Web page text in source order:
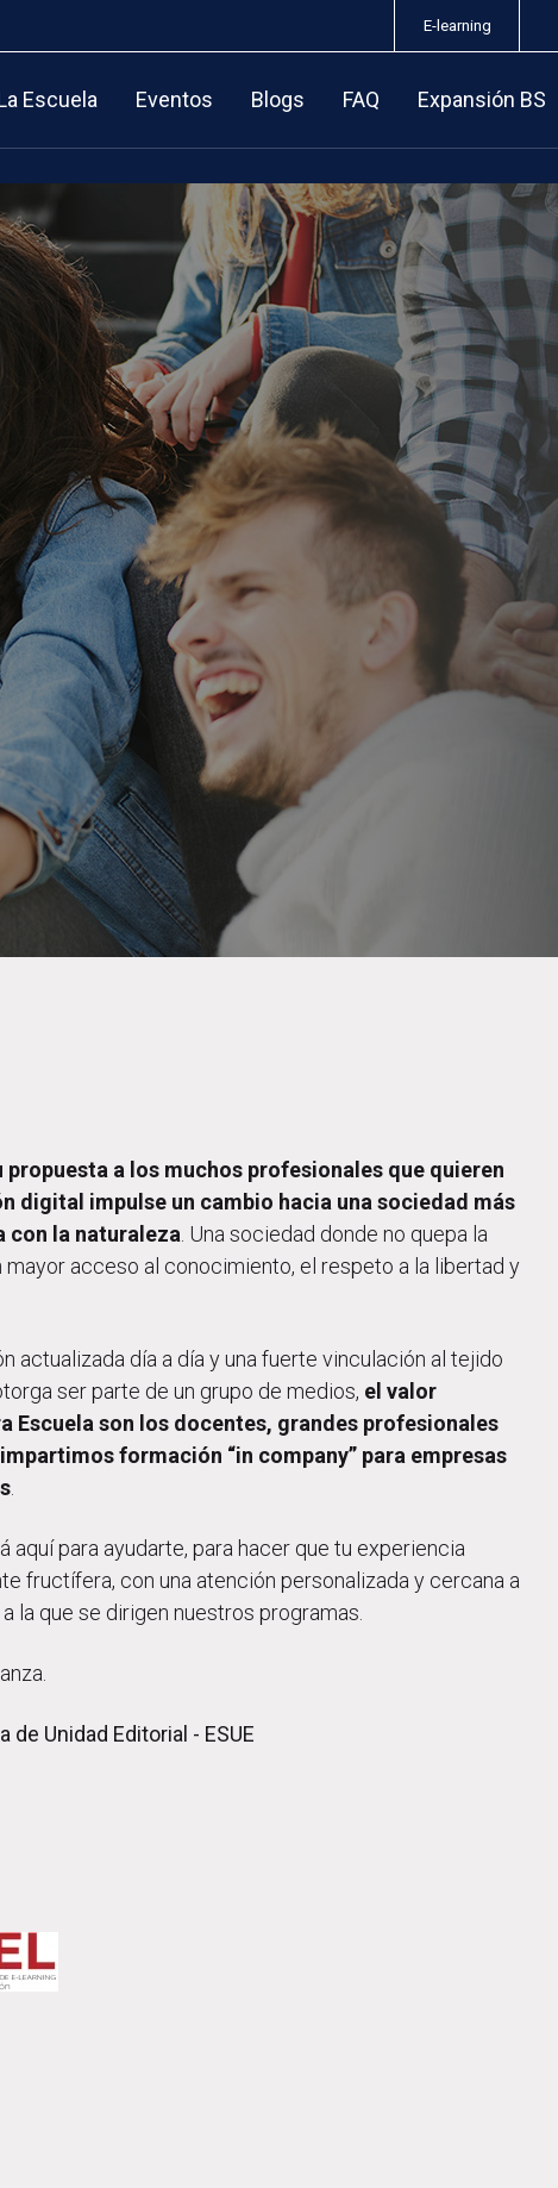
E-learning
Escuela Eventos Blogs FAQ Expansión BS
propuesta a los muchos profesionales que quieren
digital impulse un cambio hacia una sociedad más
con la naturaleza. Una sociedad donde no quepa la
mayor acceso al conocimiento, el respeto a la libertad y
actualizada día a día y una fuerte vinculación al tejido
ser parte de un grupo de medios, el valor
Escuela son los docentes, grandes profesionales
formación “in company” para empresas
.
aquí para ayudarte, para hacer que tu experiencia
fructífera, con una atención personalizada y cercana a
la que se dirigen nuestros programas.
de Unidad Editorial - ESUE